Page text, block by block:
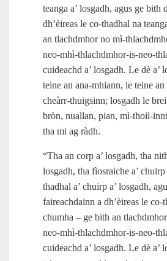
teanga a’ losgadh, agus ge bith
dh’èireas le co-thadhal na
an tlachdmhor no mì-
cuideachd a’ losgadh. Le dè a’
teine an ana‑mhiann, le teine
cheàrr‑thuigsinn; losgadh le
bròn, nuallan, pian, mì‑thoil-
tha mi ag ràdh.
“Tha an corp a’ losgadh, tha
losgadh, tha fìosraiche a’
thadhal a’ chuirp a’ losgadh,
faireachdainn a dh’èireas le co-
chumha – ge bith an
cuideachd a’ losgadh. Le dè a’